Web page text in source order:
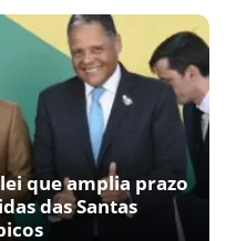
que amplia prazo
das Santas